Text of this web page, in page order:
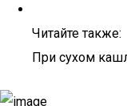
Читайте также:
При сухом